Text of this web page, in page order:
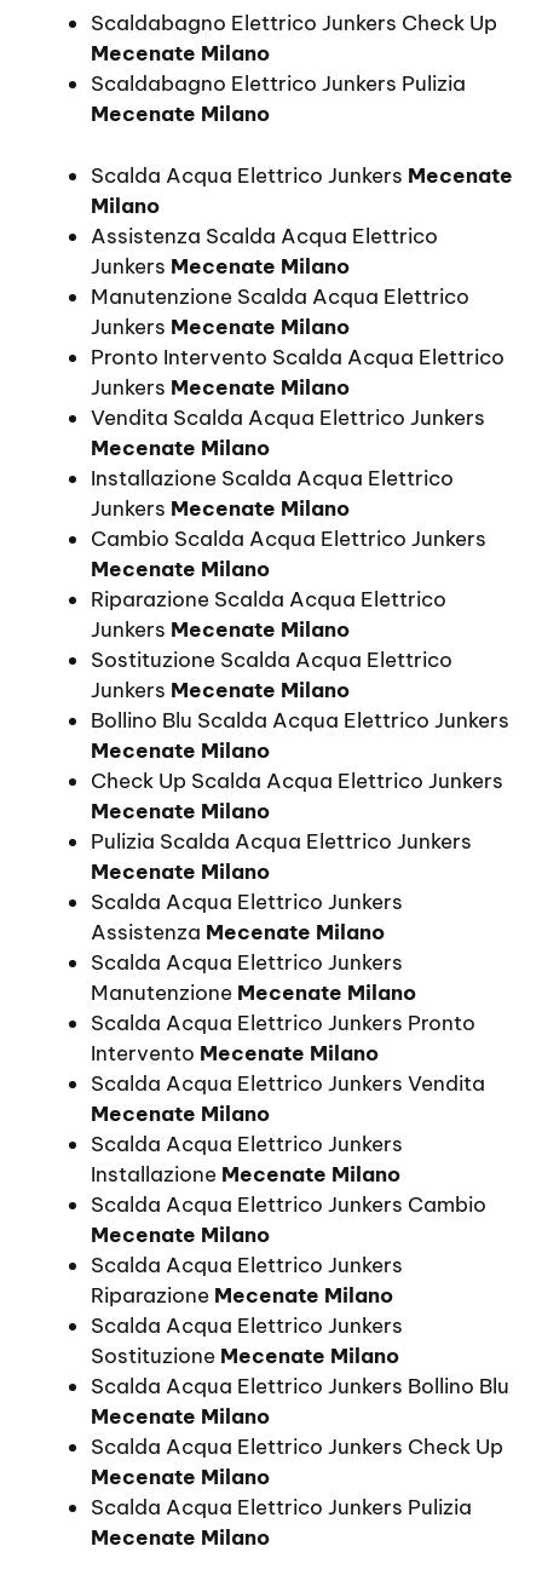
Scaldabagno Elettrico Junkers Check Up
Mecenate Milano
Scaldabagno Elettrico Junkers Pulizia
Mecenate Milano
Scalda Acqua Elettrico Junkers Mecenate
Milano
Assistenza Scalda Acqua Elettrico
Junkers Mecenate Milano
Manutenzione Scalda Acqua Elettrico
Junkers Mecenate Milano
Pronto Intervento Scalda Acqua Elettrico
Junkers Mecenate Milano
Vendita Scalda Acqua Elettrico Junkers
Mecenate Milano
Installazione Scalda Acqua Elettrico
Junkers Mecenate Milano
Cambio Scalda Acqua Elettrico Junkers
Mecenate Milano
Riparazione Scalda Acqua Elettrico
Junkers Mecenate Milano
Sostituzione Scalda Acqua Elettrico
Junkers Mecenate Milano
Bollino Blu Scalda Acqua Elettrico Junkers
Mecenate Milano
Check Up Scalda Acqua Elettrico Junkers
Mecenate Milano
Pulizia Scalda Acqua Elettrico Junkers
Mecenate Milano
Scalda Acqua Elettrico Junkers
Assistenza Mecenate Milano
Scalda Acqua Elettrico Junkers
Manutenzione Mecenate Milano
Scalda Acqua Elettrico Junkers Pronto
Intervento Mecenate Milano
Scalda Acqua Elettrico Junkers Vendita
Mecenate Milano
Scalda Acqua Elettrico Junkers
Installazione Mecenate Milano
Scalda Acqua Elettrico Junkers Cambio
Mecenate Milano
Scalda Acqua Elettrico Junkers
Riparazione Mecenate Milano
Scalda Acqua Elettrico Junkers
Sostituzione Mecenate Milano
Scalda Acqua Elettrico Junkers Bollino Blu
Mecenate Milano
Scalda Acqua Elettrico Junkers Check Up
Mecenate Milano
Scalda Acqua Elettrico Junkers Pulizia
Mecenate Milano